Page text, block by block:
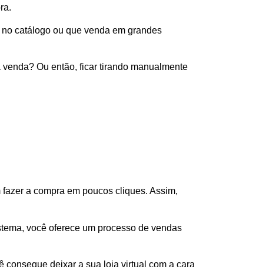
catálogo ou que venda em grandes
Ou então, ficar tirando manualmente
a compra em poucos cliques. Assim,
você oferece um processo de vendas
consegue deixar a sua loja virtual com a cara